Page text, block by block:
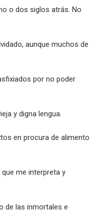
o dos siglos atrás. No
aunque muchos de
por no poder
y digna lengua.
en procura de alimento
me interpreta y
de las inmortales e